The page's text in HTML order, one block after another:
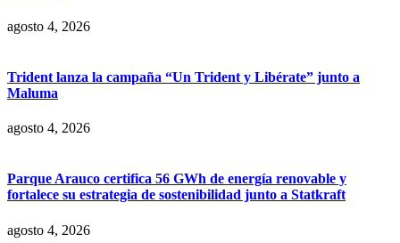
agosto 4, 2026
Trident lanza la campaña “Un Trident y Libérate” junto a
Maluma
agosto 4, 2026
Parque Arauco certifica 56 GWh de energía renovable y
fortalece su estrategia de sostenibilidad junto a Statkraft
agosto 4, 2026